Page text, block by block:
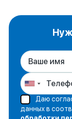
Даю
данных в